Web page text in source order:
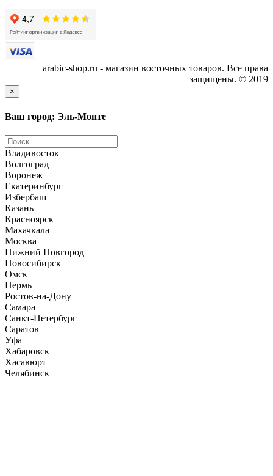
arabic-shop.ru - магазин восточных товаров. Все права
защищены. © 2019
×
Ваш город: Эль-Монте
Владивосток
Волгоград
Воронеж
Екатеринбург
Избербаш
Казань
Красноярск
Махачкала
Москва
Нижний Новгород
Новосибирск
Омск
Пермь
Ростов-на-Дону
Самара
Санкт-Петербург
Саратов
Уфа
Хабаровск
Хасавюрт
Челябинск